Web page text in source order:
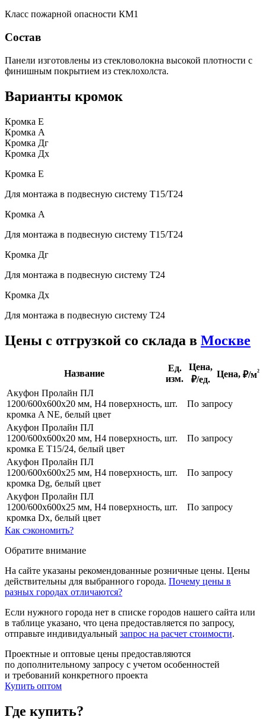
Класс пожарной опасности КМ1
Состав
Панели изготовлены из стекловолокна высокой плотности с
финишным покрытием из стеклохолста.
Варианты кромок
Кромка Е
Кромка А
Кромка Дг
Кромка Дх
Кромка Е
Для монтажа в подвесную систему Т15/Т24
Кромка А
Для монтажа в подвесную систему Т15/Т24
Кромка Дг
Для монтажа в подвесную систему Т24
Кромка Дх
Для монтажа в подвесную систему Т24
Цены с отгрузкой со склада в Москве
Название
Ед.
изм.
Цена,
₽/ед.
Цена, ₽/м²
Акуфон Пролайн ПЛ
1200/600х600х20 мм, Н4 поверхность,
кромка A NE, белый цвет
шт. По запросу
Акуфон Пролайн ПЛ
1200/600х600х20 мм, Н4 поверхность,
кромка Е Т15/24, белый цвет
шт. По запросу
Акуфон Пролайн ПЛ
1200/600х600х25 мм, Н4 поверхность,
кромка Dg, белый цвет
шт. По запросу
Акуфон Пролайн ПЛ
1200/600х600х25 мм, Н4 поверхность,
кромка Dx, белый цвет
шт. По запросу
Как сэкономить?
Обратите внимание
На сайте указаны рекомендованные розничные цены. Цены
действительны для выбранного города. Почему цены в
разных городах отличаются?
Если нужного города нет в списке городов нашего сайта или
в таблице указано, что цена предоставляется по запросу,
отправьте индивидуальный запрос на расчет стоимости.
Проектные и оптовые цены предоставляются
по дополнительному запросу с учетом особенностей
и требований конкретного проекта
Купить оптом
Где купить?